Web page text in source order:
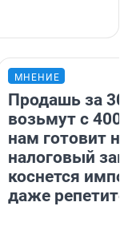
МНЕНИЕ
Продашь за
возьмут с
нам готовит
налоговый
коснется
даже